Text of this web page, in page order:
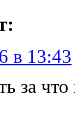
в 13:43
за